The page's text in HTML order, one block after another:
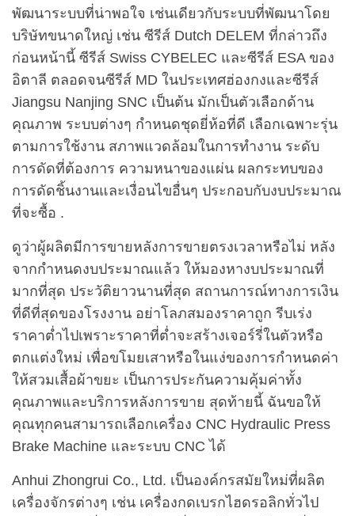
พัฒนาระบบที่น่าพอใจ เช่นเดียวกับระบบที่พัฒนาโดย
บริษัทขนาดใหญ่ เช่น ซีรีส์ Dutch DELEM ที่กล่าวถึง
ก่อนหน้านี้ ซีรีส์ Swiss CYBELEC และซีรีส์ ESA ของ
อิตาลี ตลอดจนซีรีส์ MD ในประเทศฮ่องกงและซีรีส์
Jiangsu Nanjing SNC เป็นต้น มักเป็นตัวเลือกด้าน
คุณภาพ ระบบต่างๆ กำหนดชุดยี่ห้อที่ดี เลือกเฉพาะรุ่น
ตามการใช้งาน สภาพแวดล้อมในการทำงาน ระดับ
การดัดที่ต้องการ ความหนาของแผ่น ผลกระทบของ
การดัดชิ้นงานและเงื่อนไขอื่นๆ ประกอบกับงบประมาณ
ที่จะซื้อ .
ดูว่าผู้ผลิตมีการขายหลังการขายตรงเวลาหรือไม่ หลัง
จากกำหนดงบประมาณแล้ว ให้มองหางบประมาณที่
มากที่สุด ประวัติยาวนานที่สุด สถานการณ์ทางการเงิน
ที่ดีที่สุดของโรงงาน อย่าโลภสมองราคาถูก รีบเร่ง
ราคาต่ำไปเพราะราคาที่ต่ำจะสร้างเจอร์รี่ในตัวหรือ
ตกแต่งใหม่ เพื่อขโมยเสาหรือในแง่ของการกำหนดค่า
ให้สวมเสื้อผ้าขยะ เป็นการประกันความคุ้มค่าทั้ง
คุณภาพและบริการหลังการขาย สุดท้ายนี้ ฉันขอให้
คุณทุกคนสามารถเลือกเครื่อง CNC Hydraulic Press
Brake Machine และระบบ CNC ได้
Anhui Zhongrui Co., Ltd. เป็นองค์กรสมัยใหม่ที่ผลิต
เครื่องจักรต่างๆ เช่น เครื่องกดเบรกไฮดรอลิกทั่วไป